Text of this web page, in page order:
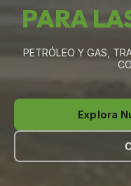
PARA
PETRÓLEO Y GAS,
Explora